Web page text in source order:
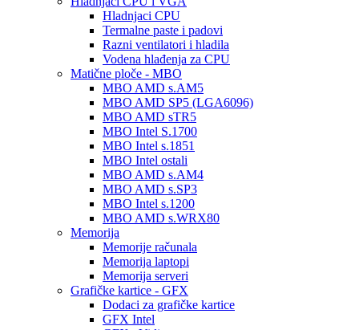
Hladnjaci CPU
Termalne paste i padovi
Razni ventilatori i hladila
Vodena hlađenja za CPU
Matične ploče - MBO
MBO AMD s.AM5
MBO AMD SP5 (LGA6096)
MBO AMD sTR5
MBO Intel S.1700
MBO Intel s.1851
MBO Intel ostali
MBO AMD s.AM4
MBO AMD s.SP3
MBO Intel s.1200
MBO AMD s.WRX80
Memorija
Memorije računala
Memorija laptopi
Memorija serveri
Grafičke kartice - GFX
Dodaci za grafičke kartice
GFX Intel